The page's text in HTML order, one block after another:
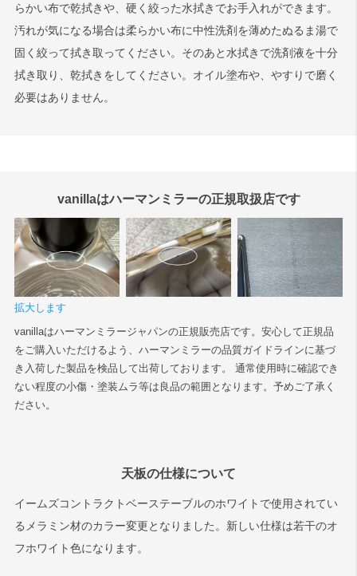
らかい布で乾拭きや、硬く絞った水拭きでお手入れができます。
汚れが気になる場合は柔らかい布に中性洗剤を薄めたぬるま湯で
固く絞って拭き取ってください。そのあと水拭きで洗剤液を十分
拭き取り、乾拭きをしてください。オイル塗布や、やすりで磨く
必要はありません。
vanillaはハーマンミラーの正規取扱店です
拡大します
vanillaはハーマンミラージャパンの正規販売店です。安心して正規品
をご購入いただけるよう、ハーマンミラーの品質ガイドラインに基づ
き入荷した製品を検品して出荷しております。 通常使用時に確認でき
ない程度の小傷・塗装ムラ等は良品の範囲となります。予めご了承く
ださい。
天板の仕様について
イームズコントラクトベーステーブルのホワイトで使用されてい
るメラミン材のカラー変更となりました。新しい仕様は若干のオ
フホワイト色になります。